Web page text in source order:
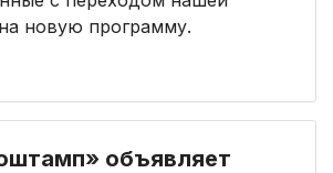
новую программу.
объявляет